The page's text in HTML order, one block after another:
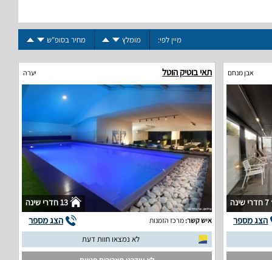
מיין לפי: מומלץ מחיר בסופ"ש
אבן מנחם
7 חדרי שינה
הצג מספר
תאי בוטיק הוטל יערה
13 חדרי שינה
איש קשר:מרכז הזמנות הצג מספר
לא נמצאו חוות דעת